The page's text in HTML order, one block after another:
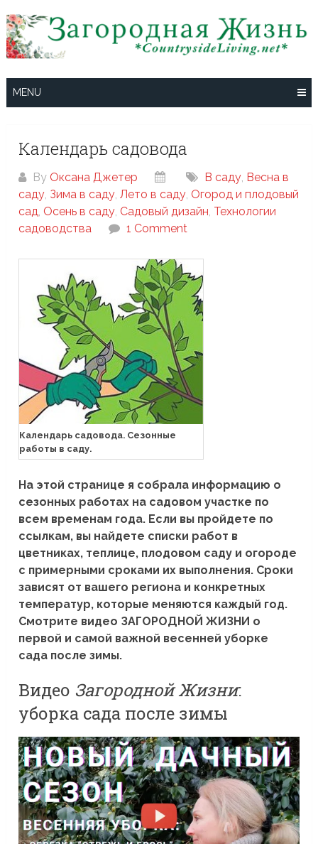
to
content
MENU
Календарь садовода
By Оксана Джетер В саду, Весна в
саду, Зима в саду,Лето в саду, Огород и плодовый
сад, Осень в саду, Садовый дизайн, Технологии
садоводства
1 Comment
Календарь садовода. Сезонные
работы в саду.
На этой странице я собрала информацию о
сезонных работах на садовом участке по
всем временам года. Если вы пройдете по
ссылкам, вы найдете списки работ в
цветниках, теплице, плодовом саду и огороде
с примерными сроками их выполнения. Сроки
зависят от вашего региона и конкретных
температур, которые меняются каждый год.
Смотрите видео ЗАГОРОДНОЙ ЖИЗНИ о
первой и самой важной весенней уборке
сада после зимы.
Видео Загородной Жизни:
уборка сада после зимы